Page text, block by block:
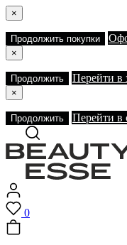
×
Продолжить покупки
×
Продолжить Перейти в
×
Продолжить Перейти в
0